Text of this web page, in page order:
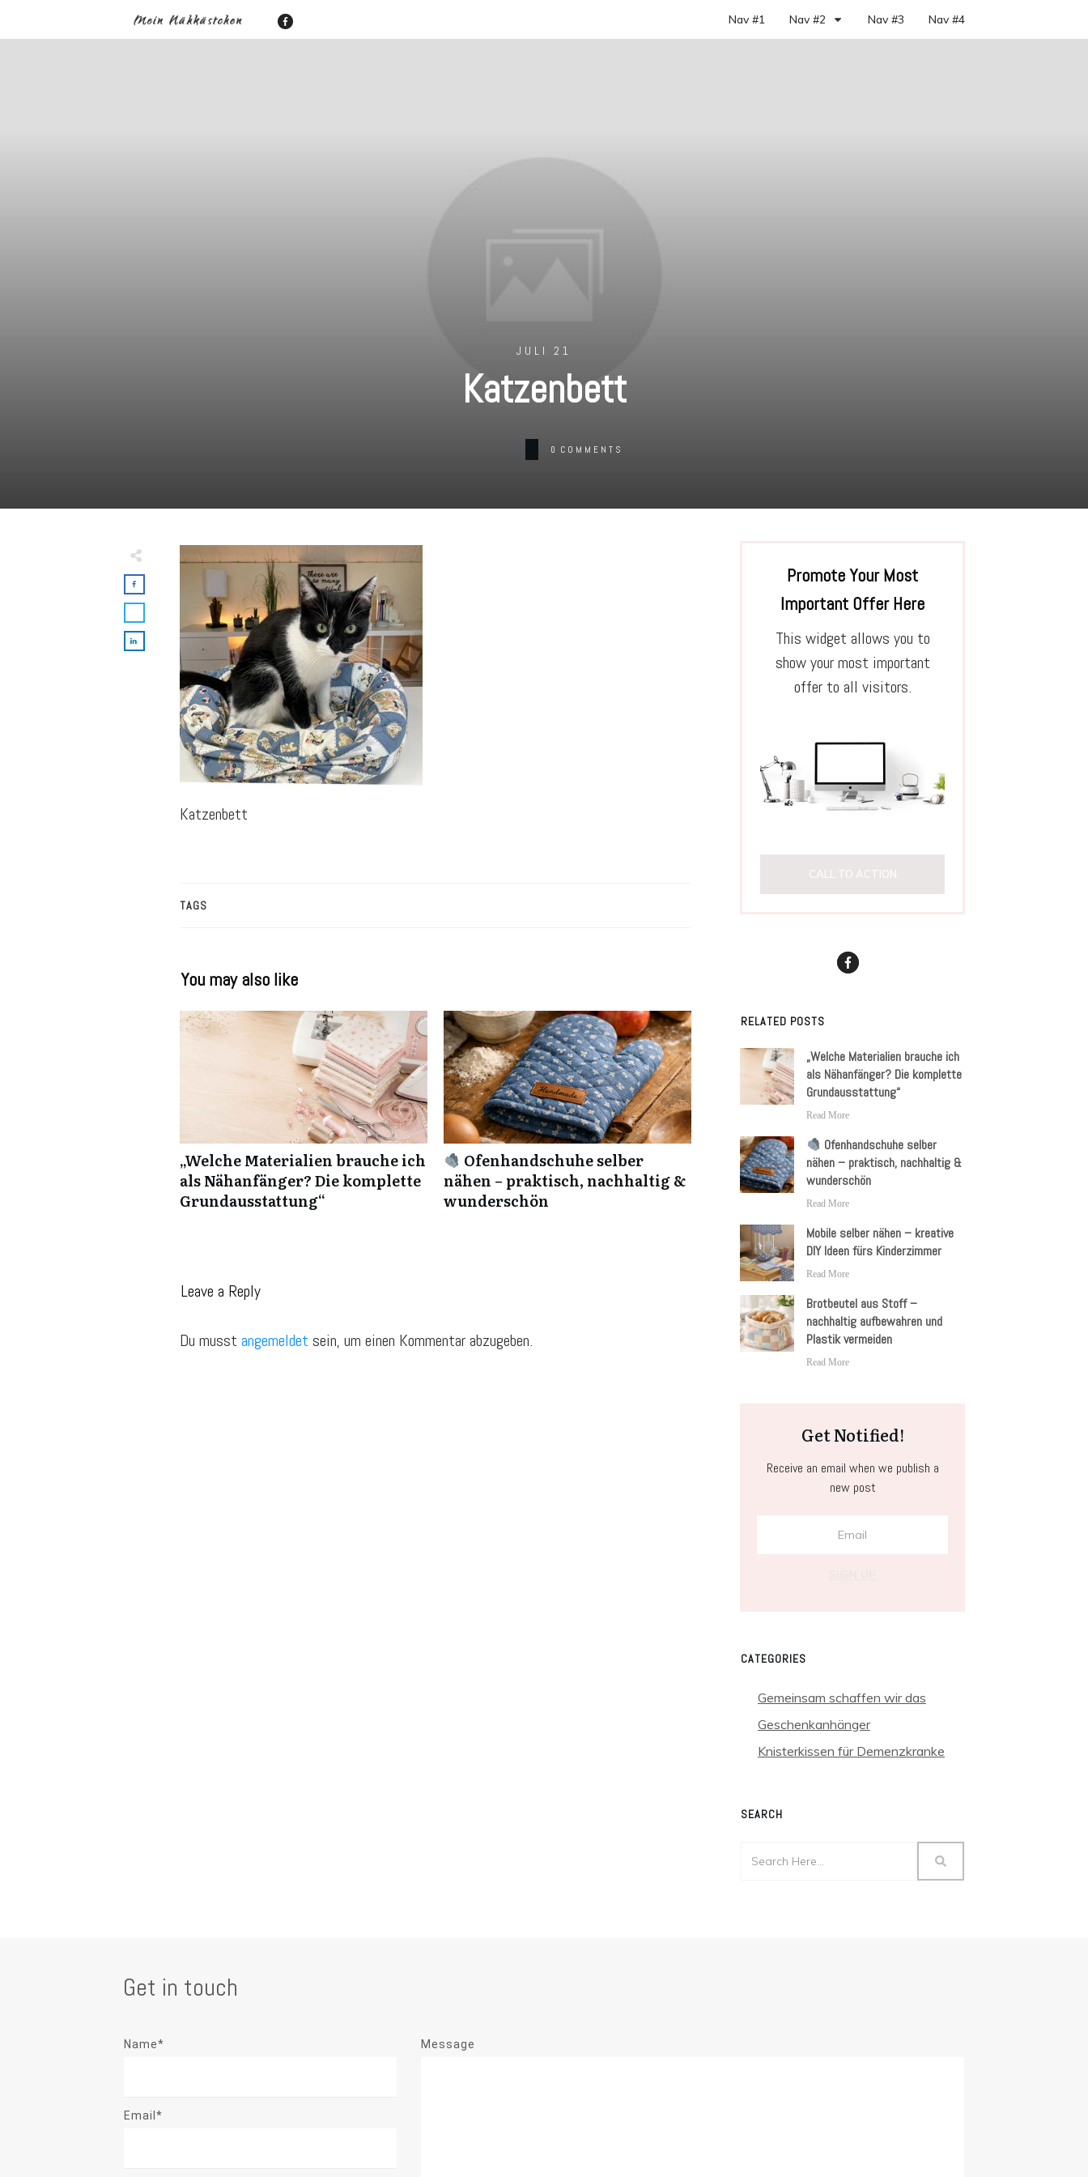
Nav #1 Nav #2 Nav #3 Nav #4
JULI 21
Katzenbett
0 COMMENTS
Katzenbett
TAGS
You may also like
„Welche Materialien brauche ich
als Nähanfänger? Die komplette
Grundausstattung“
Ofenhandschuhe selber
nähen – praktisch, nachhaltig &
wunderschön
Leave a Reply
Du musst angemeldet sein, um einen Kommentar abzugeben.
Promote Your Most
Important Offer Here
This widget allows you to
show your most important
offer to all visitors.
CALL TO ACTION
RELATED POSTS
„Welche Materialien brauche ich
als Nähanfänger? Die komplette
Grundausstattung“
Read More
Ofenhandschuhe selber
nähen – praktisch, nachhaltig &
wunderschön
Read More
Mobile selber nähen – kreative
DIY Ideen fürs Kinderzimmer
Read More
Brotbeutel aus Stoff –
nachhaltig aufbewahren und
Plastik vermeiden
Read More
Get Notified!
Receive an email when we publish a
new post
CATEGORIES
Gemeinsam schaffen wir das
Geschenkanhänger
Knisterkissen für Demenzkranke
SEARCH
Get in touch
Name*
Email*
Message